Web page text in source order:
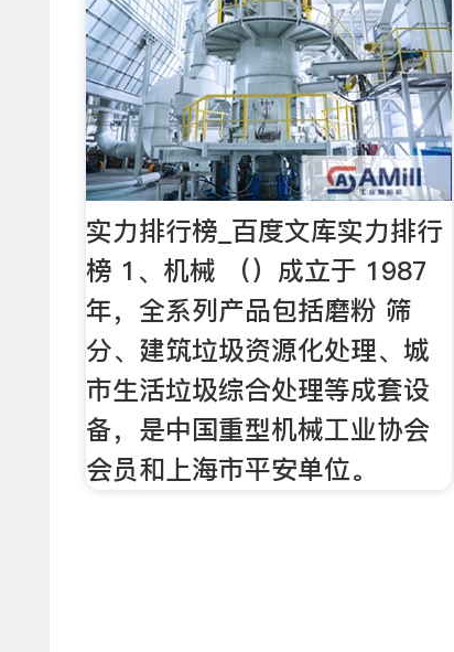
实力排行榜_百度文库实力排行
榜 1、机械 （）成立于 1987
年，全系列产品包括磨粉 筛
分、建筑垃圾资源化处理、城
市生活垃圾综合处理等成套设
备，是中国重型机械工业协会
会员和上海市平安单位。